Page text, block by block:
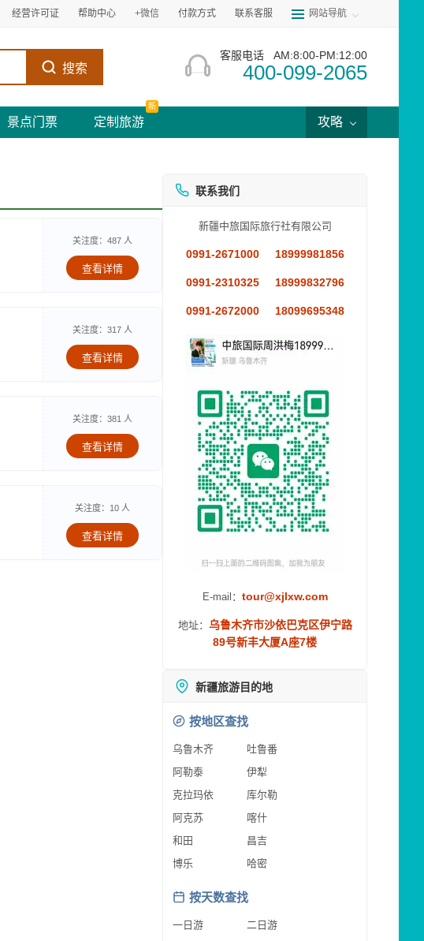
经营许可证 帮助中心 +微信 付款方式 联系客服 网站导航
搜索
客服电话 AM:8:00-PM:12:00
400-099-2065
景点门票 定制旅游
新
攻略
关注度：487 人
查看详情
关注度：317 人
查看详情
关注度：381 人
查看详情
关注度：10 人
查看详情
联系我们
新疆中旅国际旅行社有限公司
0991-2671000 18999981856
0991-2310325 18999832796
0991-2672000 18099695348
E-mail： tour@xjlxw.com
地址： 乌鲁木齐市沙依巴克区伊宁路
89号新丰大厦A座7楼
新疆旅游目的地
按地区查找
乌鲁木齐
吐鲁番
阿勒泰
伊犁
克拉玛依
库尔勒
阿克苏
喀什
和田
昌吉
博乐
哈密
按天数查找
一日游
二日游